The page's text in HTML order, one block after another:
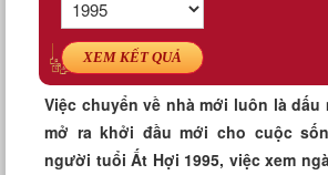
Xem tuổi
Xem bói
Tướng số
XEM KẾT QUẢ
Việc chuyển về nhà mới luôn là dấu
mở ra khởi đầu mới cho cuộc
người tuổi Ất Hợi 1995, việc xem